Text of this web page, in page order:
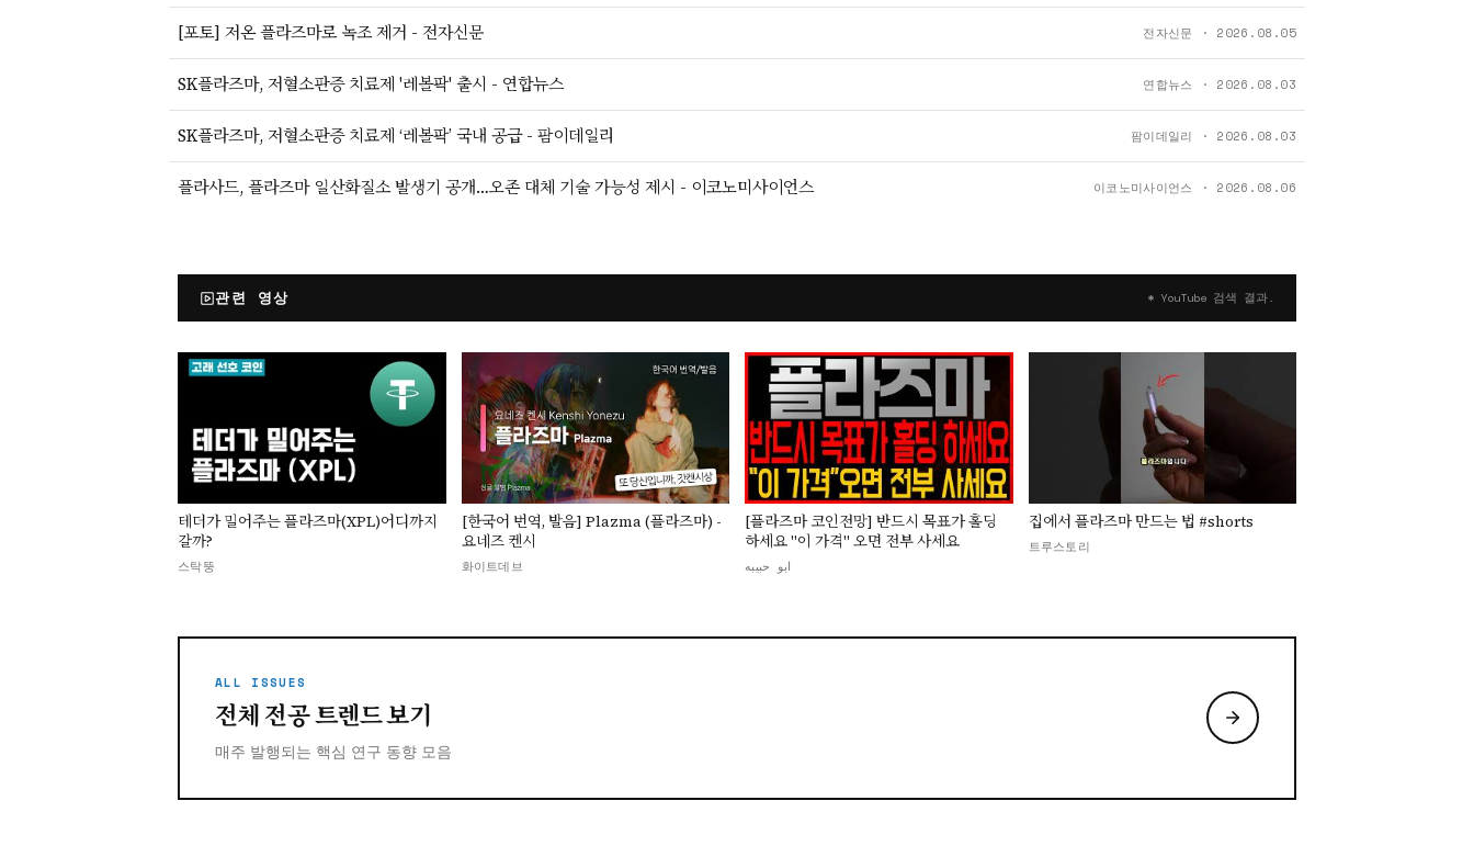
[포토] 저온 플라즈마로 녹조 제거 - 전자신문 전자신문 · 2026.08.05
SK플라즈마, 저혈소판증 치료제 '레볼팍' 출시 - 연합뉴스 연합뉴스 · 2026.08.03
SK플라즈마, 저혈소판증 치료제 ‘레볼팍’ 국내 공급 - 팜이데일리 팜이데일리 · 2026.08.03
플라사드, 플라즈마 일산화질소 발생기 공개…오존 대체 기술 가능성 제시 - 이코노미사이언스 이코노미사이언스 · 2026.08.06
관련 영상 * YouTube 검색 결과.
▶
테더가 밀어주는 플라즈마(XPL)어디까지
갈까?
스탁뚱
▶
[한국어 번역, 발음] Plazma (플라즈마) -
요네즈 켄시
화이트데브
▶
[플라즈마 코인전망] 반드시 목표가 홀딩
하세요 "이 가격" 오면 전부 사세요
ابو حبيبه
▶
집에서 플라즈마 만드는 법 #shorts
트루스토리
ALL ISSUES
전체 전공 트렌드 보기
매주 발행되는 핵심 연구 동향 모음